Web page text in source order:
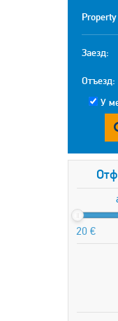
Заезд:
Отъезд:
У
20 €